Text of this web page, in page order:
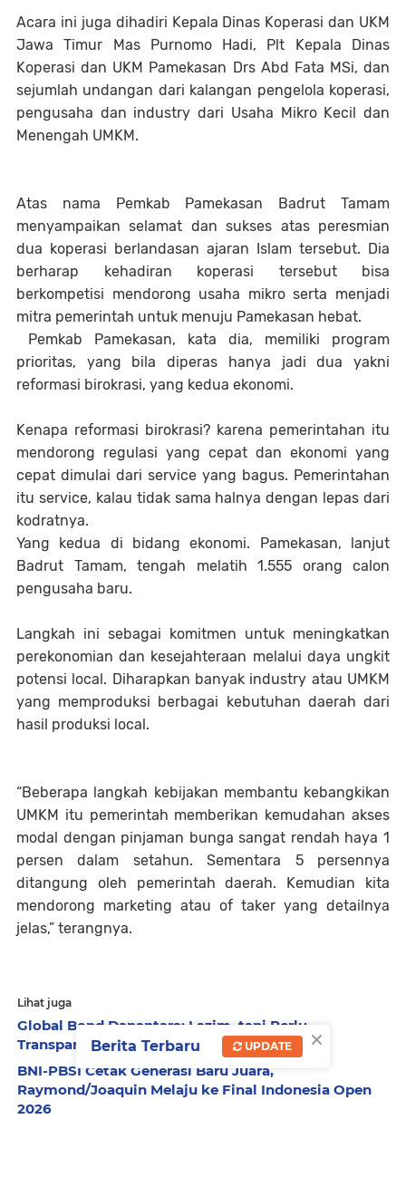
Acara ini juga dihadiri Kepala Dinas Koperasi dan UKM
Jawa Timur Mas Purnomo Hadi, Plt Kepala Dinas
Koperasi dan UKM Pamekasan Drs Abd Fata MSi, dan
sejumlah undangan dari kalangan pengelola koperasi,
pengusaha dan industry dari Usaha Mikro Kecil dan
Menengah UMKM.
Atas nama Pemkab Pamekasan Badrut Tamam
menyampaikan selamat dan sukses atas peresmian
dua koperasi berlandasan ajaran Islam tersebut. Dia
berharap kehadiran koperasi tersebut bisa
berkompetisi mendorong usaha mikro serta menjadi
mitra pemerintah untuk menuju Pamekasan hebat.
Pemkab Pamekasan, kata dia, memiliki program
prioritas, yang bila diperas hanya jadi dua yakni
reformasi birokrasi, yang kedua ekonomi.
Kenapa reformasi birokrasi? karena pemerintahan itu
mendorong regulasi yang cepat dan ekonomi yang
cepat dimulai dari service yang bagus. Pemerintahan
itu service, kalau tidak sama halnya dengan lepas dari
kodratnya.
Yang kedua di bidang ekonomi. Pamekasan, lanjut
Badrut Tamam, tengah melatih 1.555 orang calon
pengusaha baru.
Langkah ini sebagai komitmen untuk meningkatkan
perekonomian dan kesejahteraan melalui daya ungkit
potensi local. Diharapkan banyak industry atau UMKM
yang memproduksi berbagai kebutuhan daerah dari
hasil produksi local.
“Beberapa langkah kebijakan membantu kebangkikan
UMKM itu pemerintah memberikan kemudahan akses
modal dengan pinjaman bunga sangat rendah haya 1
persen dalam setahun. Sementara 5 persennya
ditangung oleh pemerintah daerah. Kemudian kita
mendorong marketing atau of taker yang detailnya
jelas,” terangnya.
Lihat juga
Global Bond Danantara: Lazim, tapi Perlu
Transparansi
BNI-PBSI Cetak Generasi Baru Juara,
Raymond/Joaquin Melaju ke Final Indonesia Open
2026
×
Berita Terbaru UPDATE